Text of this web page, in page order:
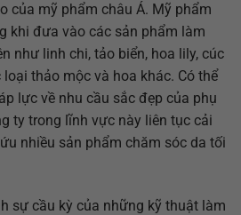
của mỹ phẩm châu Á. Mỹ phẩm
khi đưa vào các sản phẩm làm
như linh chi, tảo biển, hoa lily, cúc
thảo mộc và hoa khác. Có thể
lực về nhu cầu sắc đẹp của phụ
ty trong lĩnh vực này liên tục cải
nhiều sản phẩm chăm sóc da tối
sự cầu kỳ của những kỹ thuật làm